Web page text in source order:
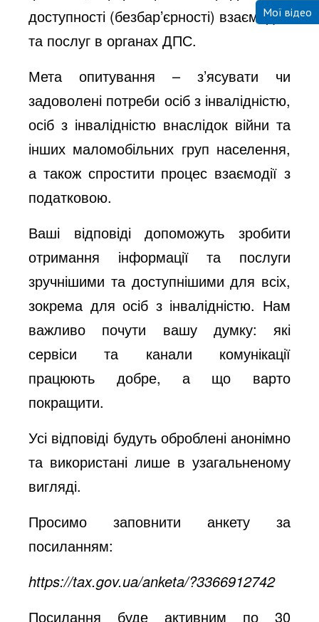
доступності (безбар’єрності) взаємодії
та послуг в органах ДПС.
Мета опитування – з’ясувати чи
задоволені потреби осіб з інвалідністю,
осіб з інвалідністю внаслідок війни та
інших маломобільних груп населення,
а також спростити процес взаємодії з
податковою.
Ваші відповіді допоможуть зробити
отримання інформації та послуги
зручнішими та доступнішими для всіх,
зокрема для осіб з інвалідністю. Нам
важливо почути вашу думку: які
сервіси та канали комунікації
працюють добре, а що варто
покращити.
Усі відповіді будуть оброблені анонімно
та використані лише в узагальненому
вигляді.
Просимо заповнити анкету за
посиланням:
https://tax.gov.ua/anketa/?3366912742
Посилання буде активним по 30
Мої відео